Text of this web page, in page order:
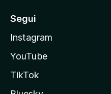
Segui
Instagram
YouTube
TikTok